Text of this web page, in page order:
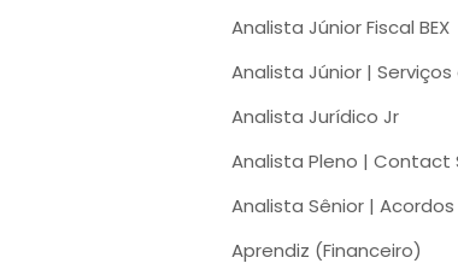
Analista Júnior Fiscal BEX
Analista Júnior |
Analista Jurídico Jr
Analista Pleno |
Analista Sênior |
Aprendiz (Financeiro)